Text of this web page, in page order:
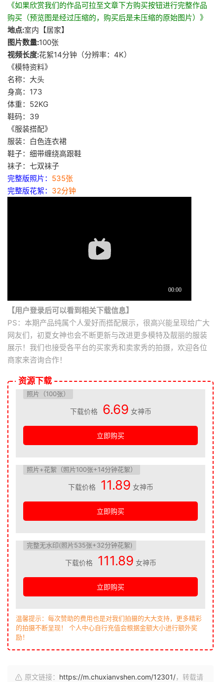
《如果欣赏我们的作品可拉至文章下方购买按钮进行完整作品
购买（预览图是经过压缩的，购买后是未压缩的原始图片）》
地点:室内【居家】
图片数量:100张
视频长度:花絮14分钟（分辨率：4K）
《模特资料》
名称：大头
身高：173
体重：52KG
鞋码：39
《服装搭配》
服装：白色连衣裙
鞋子：细带缠绕高跟鞋
袜子：七双袜子
完整版照片： 535张
完整版花絮： 32分钟
【用户登录后可以看到相关下载信息】
PS：本期产品纯属个人爱好而搭配展示，很高兴能呈现给广大
网友们，初夏女神也会不断更新与改进更多模特及靓丽的服装
展示！我们也接受各平台的买家秀和卖家秀的拍摄，欢迎各位
商家来咨询合作！
资源下载
照片（100张）
下载价格 6.69 女神币
立即购买
照片+花絮（照片100张+14分钟花絮）
下载价格 11.89 女神币
立即购买
完整无水印(照片535张+32分钟花絮)
下载价格 111.89 女神币
立即购买
温馨提示：每次赞助的费用也是对我们拍摄的大大支持，更多精彩
的拍摄不断呈现！ 个人中心自行充值会根据金额大小进行额外奖
励！
原文链接： https://m.chuxianvshen.com/12301/，转载请